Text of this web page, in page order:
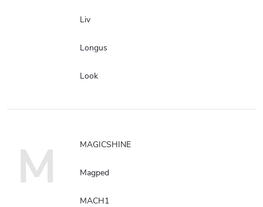
Liv
Longus
Look
M MAGICSHINE
Magped
MACH1